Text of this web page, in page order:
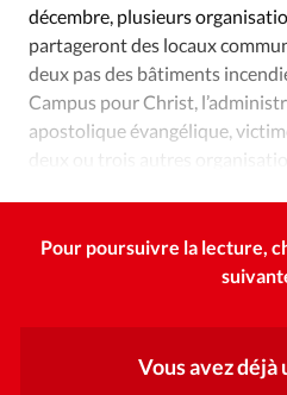
Édition: Internationale
Devise:CHF
RUBRIQUES
Tous les articles
Actualité
Actualité internationale
Dossier
Eglises Foi
Tour du monde des
décembre, plusieurs
partageront des locaux
deux pas des bâtiments
Campus pour Christ,
apostolique évangélique,
deux ou trois autres
Pour poursuivre la lecture,
Vous avez déjà